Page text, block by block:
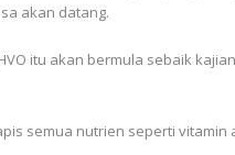
akan datang.
itu akan bermula sebaik
semua nutrien seperti